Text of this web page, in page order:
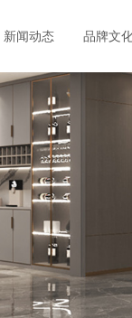
新闻动态 品牌文